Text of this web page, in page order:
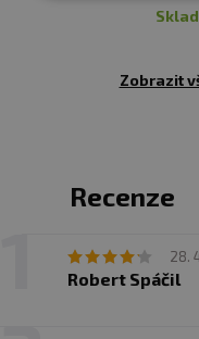
Zobrazit
Recenze
28.
Robert Spáčil